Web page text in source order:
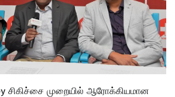
சிகிச்சை முறையில் ஆரோக்கியமான